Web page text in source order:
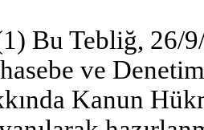
Bu Tebliğ, 26/
ve
Kanun